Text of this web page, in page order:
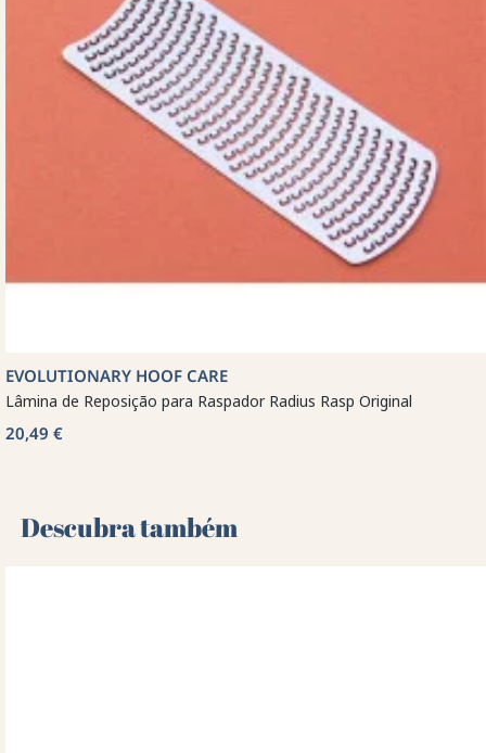
EVOLUTIONARY HOOF CARE
Lâmina de Reposição para Raspador Radius Rasp Original
20,49 €
Descubra também 🌻